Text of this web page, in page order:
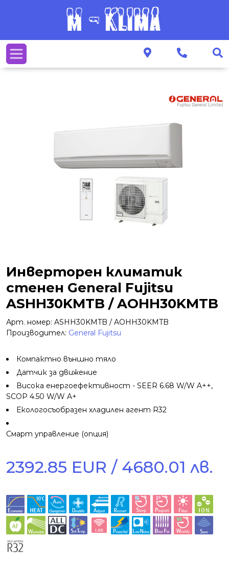
Инверторен климатик
стенен General Fujitsu
ASHH30KMTB / AOHH30KMTB
Арт. номер: ASHH30KMTB / AOHH30KMTB
Производител: General Fujitsu
Компактно външно тяло
Датчик за движение
Висока енергоефективност - SEER 6.68 W/W A++,
SCOP 4.50 W/W A+
Екологосъобразен хладилен агент R32
Смарт управление (опция)
2392.85 EUR / 4680.01 лв.